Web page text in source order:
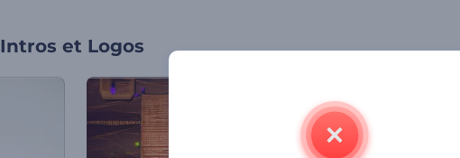
Intros et Logos